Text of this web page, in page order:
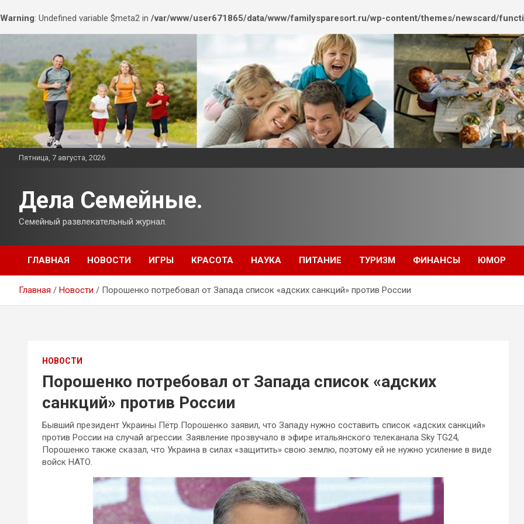
Warning: Undefined variable $meta2 in /var/www/user671865/data/www/familysparesort.ru/wp-content/themes/newscard/
содержимому
Пятница, 7 августа, 2026
Дела Семейные.
Семейный развлекательный журнал.
ГЛАВНАЯ НОВОСТИ ИГРЫ КРАСОТА НАУКА ПИТАНИЕ ТУРИЗМ ФИНАНСЫ ЮМОР
Главная Новости Порошенко потребовал от Запада список «адских санкций» против России
НОВОСТИ
Порошенко потребовал от Запада список «адских
санкций» против России
Бывший президент Украины Пётр Порошенко заявил, что Западу нужно составить список «адских санкций»
против России на случай агрессии. Заявление прозвучало в эфире итальянского телеканала Sky TG24,
Порошенко также сказал, что Украина в силах «защитить» свою землю, поэтому ей не нужно усиление в виде
войск НАТО.